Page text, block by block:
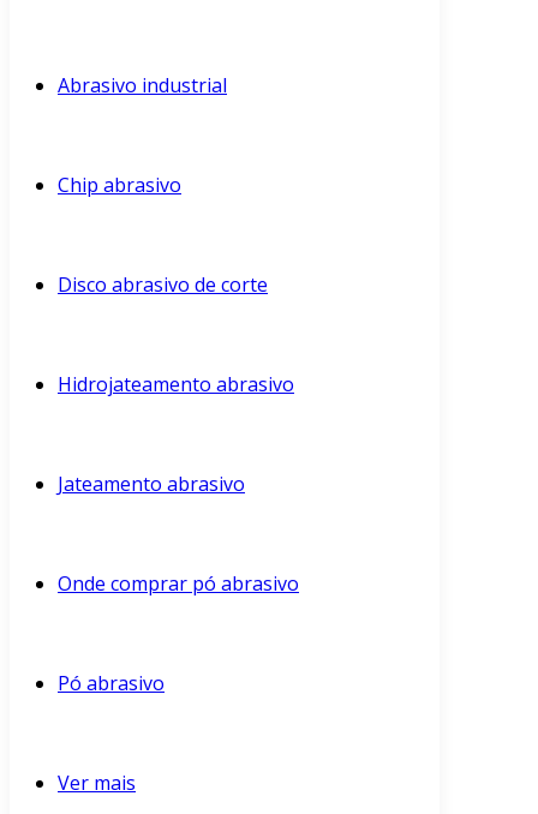
Abrasivo industrial
Chip abrasivo
Disco abrasivo de corte
Hidrojateamento abrasivo
Jateamento abrasivo
Onde comprar pó abrasivo
Pó abrasivo
Ver mais